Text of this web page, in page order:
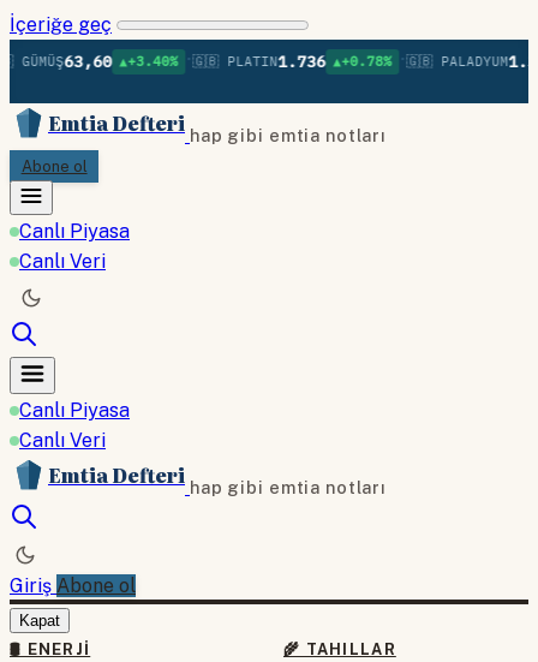
İçeriğe geç
63,60 ▲+3.40% •🇬🇧 PLATIN1.736 ▲+0.78% •🇬🇧 PALADYUM
Emtia Defteri hap gibi emtia notları
Abone ol
Canlı Piyasa
Canlı Veri
Canlı Piyasa
Canlı Veri
Emtia Defteri hap gibi emtia notları
Giriş Abone ol
Kapat
🛢 ENERJI
🌾 TAHILLAR